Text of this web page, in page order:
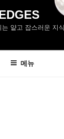
얕고 잡스러운 지
메뉴